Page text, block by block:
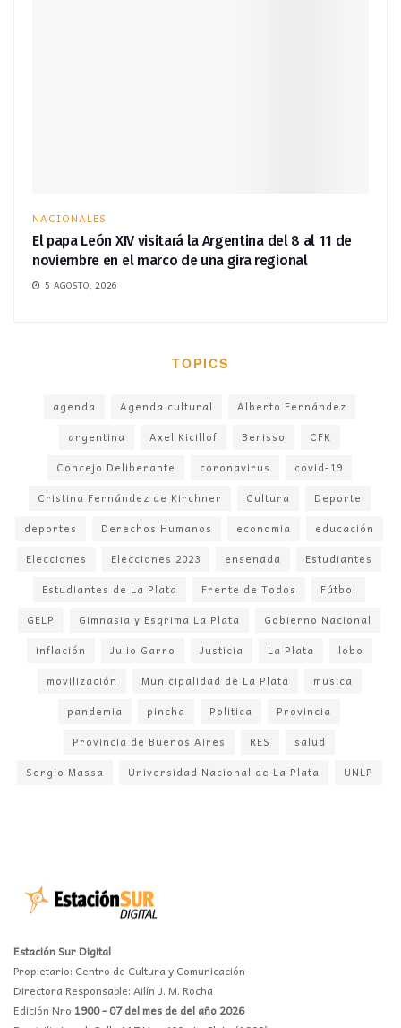
NACIONALES
El papa León XIV visitará la Argentina del 8 al 11 de
noviembre en el marco de una gira regional
5 AGOSTO, 2026
TOPICS
agenda Agenda cultural
Alberto Fernández
argentina
Axel Kicillof Berisso
CFK
Concejo Deliberante
coronavirus
covid-19
Cristina Fernández de Kirchner
Cultura
Deporte
deportes
Derechos Humanos economia
educación
Elecciones
Elecciones 2023 ensenada
Estudiantes
Estudiantes de La Plata
Frente de Todos
Fútbol
GELP
Gimnasia y Esgrima La Plata
Gobierno Nacional
inflación
Julio Garro Justicia La Plata
lobo
movilización
Municipalidad de La Plata
musica
pandemia
pincha Politica
Provincia
Provincia de Buenos Aires
RES
salud
Sergio Massa
Universidad Nacional de La Plata UNLP
Estación Sur Digital
Propietario: Centro de Cultura y Comunicación
Directora Responsable: Ailín J. M. Rocha
Edición Nro 1900 - 07 del mes de del año 2026